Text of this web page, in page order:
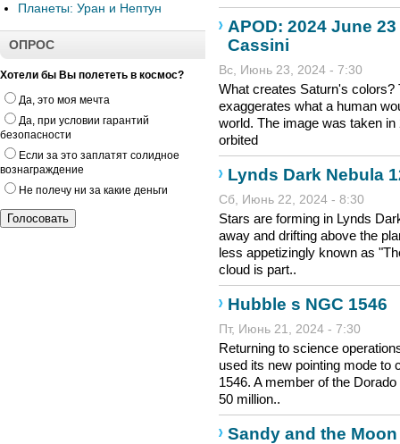
Планеты: Уран и Нептун
ОПРОС
Хотели бы Вы полететь в космос?
Да, это моя мечта
Да, при условии гарантий
безопасности
Если за это заплатят солидное
вознаграждение
Не полечу ни за какие деньги
APOD: 2024 June
Cassini
Вс, Июнь 23, 2024 - 7:30
What creates Saturn's colors?
exaggerates what a human
world. The image was taken
orbited
Lynds Dark Nebula
Сб, Июнь 22, 2024 - 8:30
Stars are forming in Lynds
away and drifting above the
less appetizingly known as
cloud is part..
Hubble s NGC 1546
Пт, Июнь 21, 2024 - 7:30
Returning to science
used its new pointing mode to
1546. A member of the
50 million..
Sandy and the